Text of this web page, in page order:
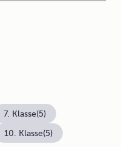
7. Klasse(5)
10. Klasse(5)